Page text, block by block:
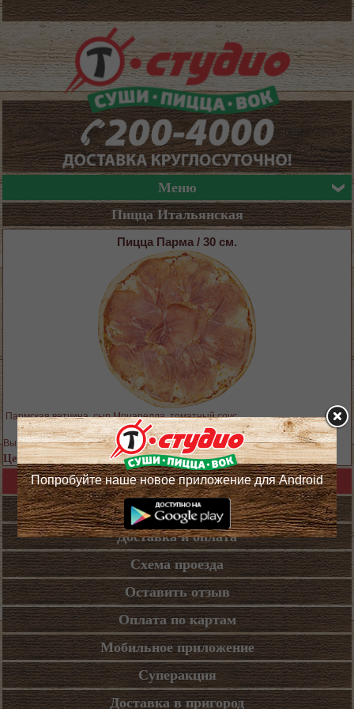
Меню
Пицца Итальянская
Пицца Парма / 30 см.
Пармская ветчина, сыр Моцарелла, томатный соус
Выход блюда: 380 гр.
Цена 749 руб.
Назад в каталог
Кафе
Доставка и оплата
Схема проезда
Оставить отзыв
Оплата по картам
Мобильное приложение
Суперакция
Доставка в пригород
Попробуйте наше новое приложение для Android